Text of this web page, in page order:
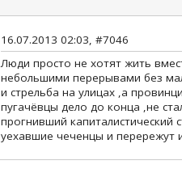
16.07.2013 02:03, #7046
Люди просто не хотят жить
небольшими перерывами без
и стрельба на улицах ,а
пугачёвцы дело до конца ,не
прогнивший капиталистический
уехавшие чеченцы и перережут